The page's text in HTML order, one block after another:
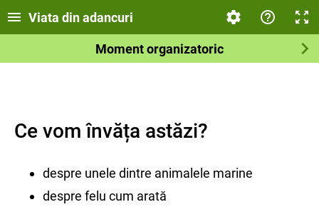
Viata din adancuri
Moment organizatoric
Ce vom învăța astăzi?
despre unele dintre animalele marine
despre felu cum arată